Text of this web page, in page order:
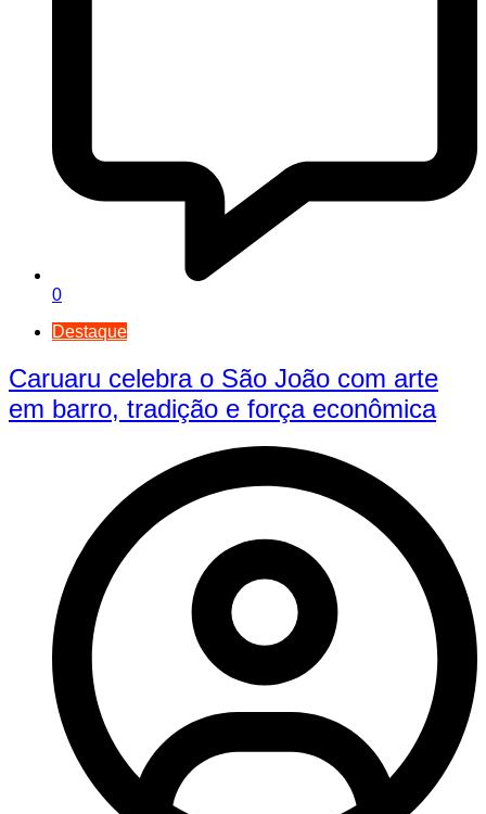
0
Destaque
Caruaru celebra o São João com arte
em barro, tradição e força econômica